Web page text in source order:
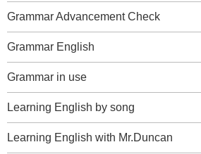
Grammar Advancement Check
Grammar English
Grammar in use
Learning English by song
Learning English with Mr.Duncan